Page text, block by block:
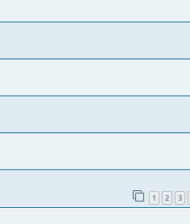
1 2 3